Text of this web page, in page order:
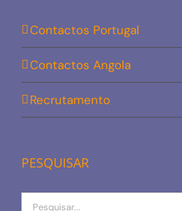
Contactos Portugal
Contactos Angola
Recrutamento
PESQUISAR
Procurar